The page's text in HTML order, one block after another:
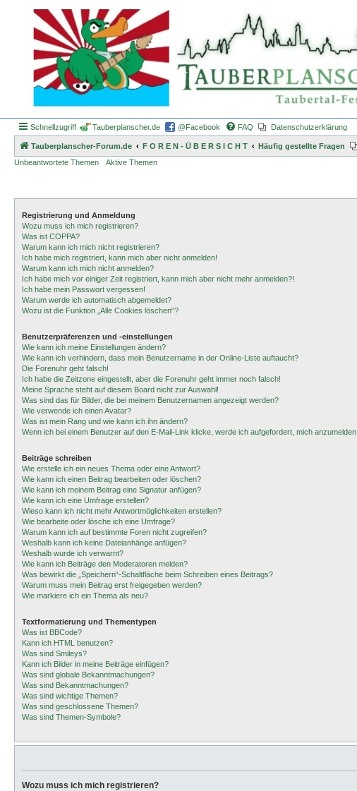
Schnellzugriff Tauberplanscher.de @Facebook FAQ Datenschutzerklärung
Tauberplanscher-Forum.de F O R E N - Ü B E R S I C H T Häufig gestellte Fragen
Unbeantwortete Themen
Aktive Themen
Registrierung und Anmeldung
Wozu muss ich mich registrieren?
Was ist COPPA?
Warum kann ich mich nicht registrieren?
Ich habe mich registriert, kann mich aber nicht anmelden!
Warum kann ich mich nicht anmelden?
Ich habe mich vor einiger Zeit registriert, kann mich aber nicht mehr anmelden?!
Ich habe mein Passwort vergessen!
Warum werde ich automatisch abgemeldet?
Wozu ist die Funktion „Alle Cookies löschen“?
Benutzerpräferenzen und -einstellungen
Wie kann ich meine Einstellungen ändern?
Wie kann ich verhindern, dass mein Benutzername in der Online-Liste auftaucht?
Die Forenuhr geht falsch!
Ich habe die Zeitzone eingestellt, aber die Forenuhr geht immer noch falsch!
Meine Sprache steht auf diesem Board nicht zur Auswahl!
Was sind das für Bilder, die bei meinem Benutzernamen angezeigt werden?
Wie verwende ich einen Avatar?
Was ist mein Rang und wie kann ich ihn ändern?
Wenn ich bei einem Benutzer auf den E-Mail-Link klicke, werde ich aufgefordert, mich anzumelden.
Beiträge schreiben
Wie erstelle ich ein neues Thema oder eine Antwort?
Wie kann ich einen Beitrag bearbeiten oder löschen?
Wie kann ich meinem Beitrag eine Signatur anfügen?
Wie kann ich eine Umfrage erstellen?
Wieso kann ich nicht mehr Antwortmöglichkeiten erstellen?
Wie bearbeite oder lösche ich eine Umfrage?
Warum kann ich auf bestimmte Foren nicht zugreifen?
Weshalb kann ich keine Dateianhänge anfügen?
Weshalb wurde ich verwarnt?
Wie kann ich Beiträge den Moderatoren melden?
Was bewirkt die „Speichern“-Schaltfläche beim Schreiben eines Beitrags?
Warum muss mein Beitrag erst freigegeben werden?
Wie markiere ich ein Thema als neu?
Textformatierung und Thementypen
Was ist BBCode?
Kann ich HTML benutzen?
Was sind Smileys?
Kann ich Bilder in meine Beiträge einfügen?
Was sind globale Bekanntmachungen?
Was sind Bekanntmachungen?
Was sind wichtige Themen?
Was sind geschlossene Themen?
Was sind Themen-Symbole?
Wozu muss ich mich registrieren?